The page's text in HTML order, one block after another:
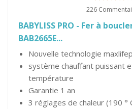
226
BABYLISS PRO - Fer à
BAB2665E...
Nouvelle technologie
système chauffant puissant
température
Garantie 1 an
3 réglages de chaleur (190 °